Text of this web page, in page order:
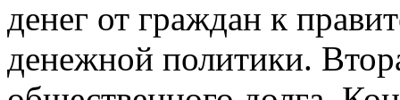
денег от граждан к
денежной политики.